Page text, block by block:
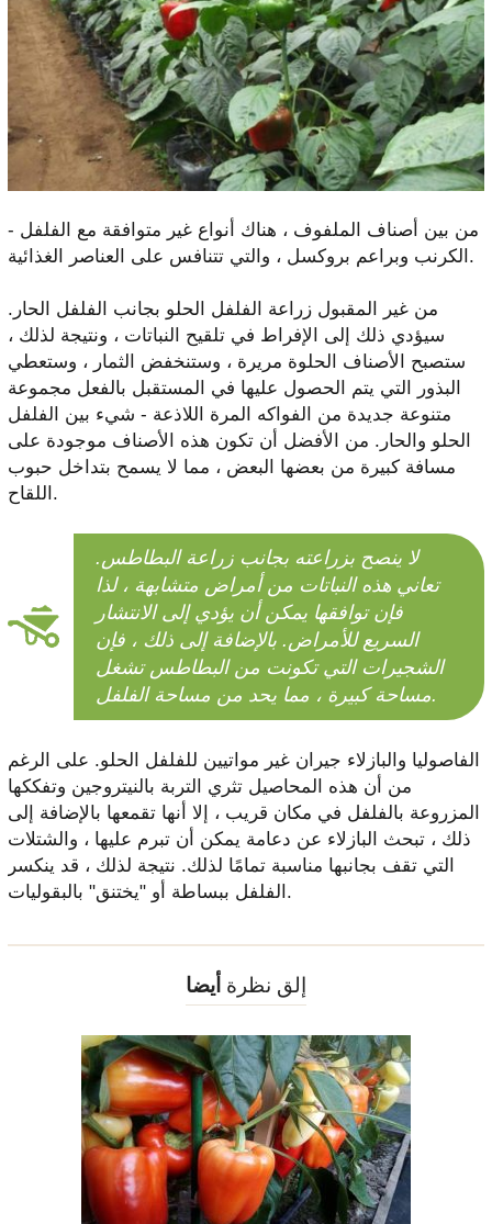
من بين أصناف الملفوف ، هناك أنواع غير متوافقة مع الفلفل -
الكرنب وبراعم بروكسل ، والتي تتنافس على العناصر الغذائية.
من غير المقبول زراعة الفلفل الحلو بجانب الفلفل الحار.
سيؤدي ذلك إلى الإفراط في تلقيح النباتات ، ونتيجة لذلك ،
ستصبح الأصناف الحلوة مريرة ، وستنخفض الثمار ، وستعطي
البذور التي يتم الحصول عليها في المستقبل بالفعل مجموعة
متنوعة جديدة من الفواكه المرة اللاذعة - شيء بين الفلفل
الحلو والحار. من الأفضل أن تكون هذه الأصناف موجودة على
مسافة كبيرة من بعضها البعض ، مما لا يسمح بتداخل حبوب
اللقاح.
لا ينصح بزراعته بجانب زراعة البطاطس.
تعاني هذه النباتات من أمراض متشابهة ، لذا
فإن توافقها يمكن أن يؤدي إلى الانتشار
السريع للأمراض. بالإضافة إلى ذلك ، فإن
الشجيرات التي تكونت من البطاطس تشغل
مساحة كبيرة ، مما يحد من مساحة الفلفل.
الفاصوليا والبازلاء جيران غير مواتيين للفلفل الحلو. على الرغم
من أن هذه المحاصيل تثري التربة بالنيتروجين وتفككها
المزروعة بالفلفل في مكان قريب ، إلا أنها تقمعها بالإضافة إلى
ذلك ، تبحث البازلاء عن دعامة يمكن أن تبرم عليها ، والشتلات
التي تقف بجانبها مناسبة تمامًا لذلك. نتيجة لذلك ، قد ينكسر
الفلفل ببساطة أو "يختنق" بالبقوليات.
إلق نظرة أيضا